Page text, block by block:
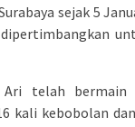
sejak 5
telah bermain
kali kebobolan